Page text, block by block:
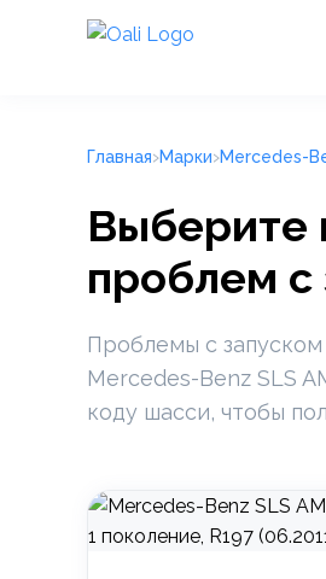
Главная Марки Mercedes-
Выберите
проблем
Проблемы с запуском
Mercedes-Benz SLS
коду шасси, чтобы